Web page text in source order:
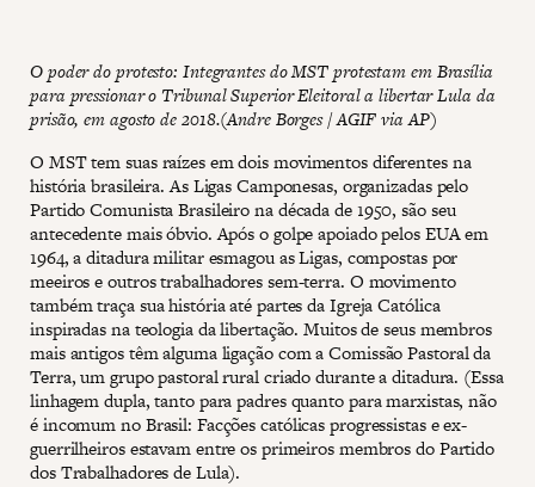
O poder do protesto: Integrantes do MST protestam em Brasília
para pressionar o Tribunal Superior Eleitoral a libertar Lula da
prisão, em agosto de 2018.(Andre Borges / AGIF via AP)
O MST tem suas raízes em dois movimentos diferentes na
história brasileira. As Ligas Camponesas, organizadas pelo
Partido Comunista Brasileiro na década de 1950, são seu
antecedente mais óbvio. Após o golpe apoiado pelos EUA em
1964, a ditadura militar esmagou as Ligas, compostas por
meeiros e outros trabalhadores sem-terra. O movimento
também traça sua história até partes da Igreja Católica
inspiradas na teologia da libertação. Muitos de seus membros
mais antigos têm alguma ligação com a Comissão Pastoral da
Terra, um grupo pastoral rural criado durante a ditadura. (Essa
linhagem dupla, tanto para padres quanto para marxistas, não
é incomum no Brasil: Facções católicas progressistas e ex-
guerrilheiros estavam entre os primeiros membros do Partido
dos Trabalhadores de Lula).